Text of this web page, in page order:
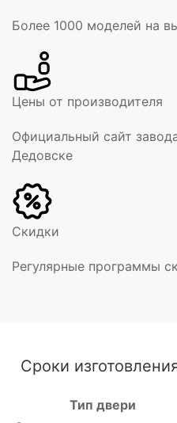
Более 1000 моделей на
Цены от производителя
Официальный сайт
Дедовске
Скидки
Регулярные программы
Сроки
Тип двери